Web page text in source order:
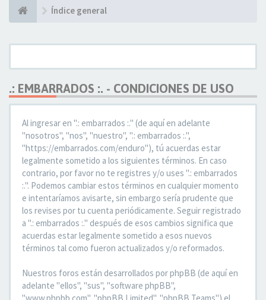
Índice general
.: EMBARRADOS :. - CONDICIONES DE USO
Al ingresar en ".: embarrados :." (de aquí en adelante
"nosotros", "nos", "nuestro", ".: embarrados :.",
"https://embarrados.com/enduro"), tú acuerdas estar
legalmente sometido a los siguientes términos. En caso
contrario, por favor no te registres y/o uses ".: embarrados
:.". Podemos cambiar estos términos en cualquier momento
e intentaríamos avisarte, sin embargo sería prudente que
los revises por tu cuenta periódicamente. Seguir registrado
a ".: embarrados :." después de esos cambios significa que
acuerdas estar legalmente sometido a esos nuevos
términos tal como fueron actualizados y/o reformados.
Nuestros foros están desarrollados por phpBB (de aquí en
adelante "ellos", "sus", "software phpBB",